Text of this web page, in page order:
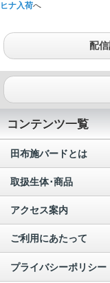
ヒナ入荷へ
配
コンテンツ一覧
田布施バードとは
取扱生体･商品
アクセス案内
ご利用にあたって
プライバシーポリシー